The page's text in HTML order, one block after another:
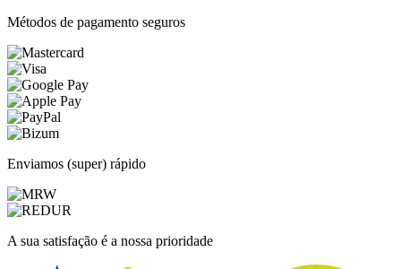
Métodos de pagamento seguros
Enviamos (super) rápido
A sua satisfação é a nossa prioridade